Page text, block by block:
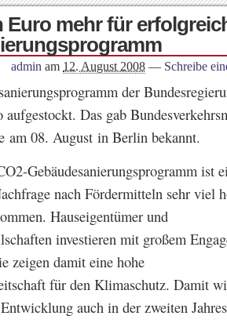
Euro mehr für
admin am 12. August 2008 — Schreibe
der
Das gab
am 08. August in Berlin bekannt.
Gebäudesanierungsprogramm ist
nach Fördermitteln sehr viel
Hauseigentümer und
investieren mit großem
zeigen damit eine hohe
für den Klimaschutz. Damit
auch in der zweiten